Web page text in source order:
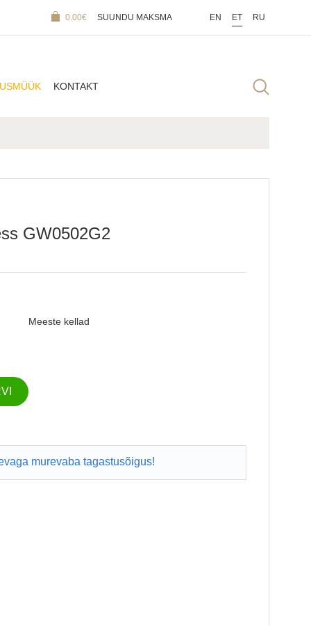
0.00€ SUUNDU MAKSMA EN ET RU
KONTAKT
GW0502G2
Meeste kellad
murevaba tagastusõigus!